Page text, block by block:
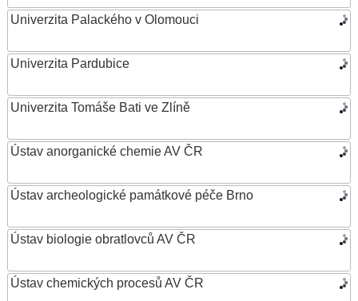
Univerzita Palackého v Olomouci
Univerzita Pardubice
Univerzita Tomáše Bati ve Zlíně
Ústav anorganické chemie AV ČR
Ústav archeologické památkové péče Brno
Ústav biologie obratlovců AV ČR
Ústav chemických procesů AV ČR